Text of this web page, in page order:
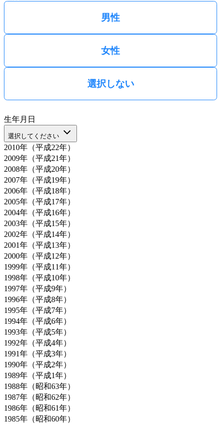
男性
女性
選択しない
生年月日
選択してください
2010年（平成22年）
2009年（平成21年）
2008年（平成20年）
2007年（平成19年）
2006年（平成18年）
2005年（平成17年）
2004年（平成16年）
2003年（平成15年）
2002年（平成14年）
2001年（平成13年）
2000年（平成12年）
1999年（平成11年）
1998年（平成10年）
1997年（平成9年）
1996年（平成8年）
1995年（平成7年）
1994年（平成6年）
1993年（平成5年）
1992年（平成4年）
1991年（平成3年）
1990年（平成2年）
1989年（平成1年）
1988年（昭和63年）
1987年（昭和62年）
1986年（昭和61年）
1985年（昭和60年）